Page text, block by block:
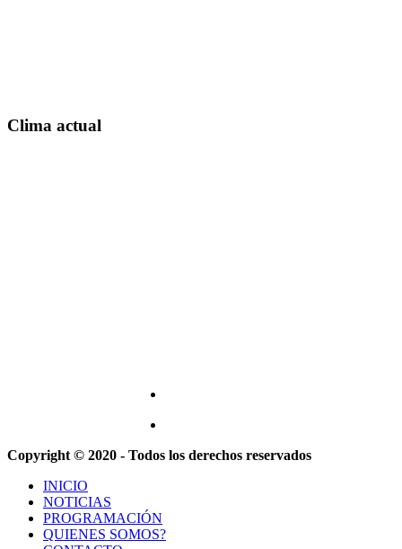
Clima actual
Copyright © 2020 - Todos los derechos reservados
INICIO
NOTICIAS
PROGRAMACIÓN
QUIENES SOMOS?